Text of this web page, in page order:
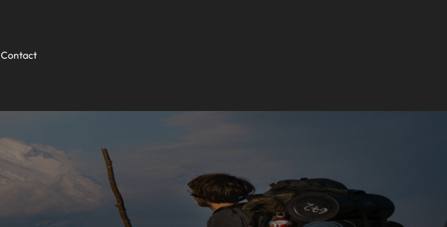
Contact